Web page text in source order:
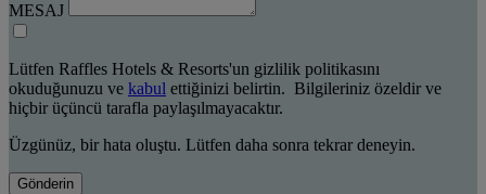
MESAJ
Lütfen Raffles Hotels & Resorts'un gizlilik politikasını
okuduğunuzu ve kabul ettiğinizi belirtin. Bilgileriniz özeldir ve
hiçbir üçüncü tarafla paylaşılmayacaktır.
Üzgünüz, bir hata oluştu. Lütfen daha sonra tekrar deneyin.
Gönderin